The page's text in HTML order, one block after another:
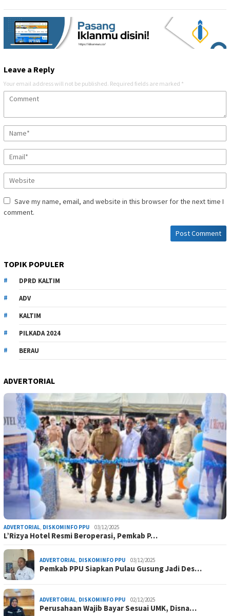
Leave a Reply
Your email address will not be published. Required fields are marked *
Save my name, email, and website in this browser for the next time I
comment.
TOPIK POPULER
DPRD KALTIM
ADV
KALTIM
PILKADA 2024
BERAU
ADVERTORIAL
ADVERTORIAL, DISKOMINFO PPU 03/12/2025
L’Rizya Hotel Resmi Beroperasi, Pemkab P…
ADVERTORIAL, DISKOMINFO PPU 03/12/2025
Pemkab PPU Siapkan Pulau Gusung Jadi Des…
ADVERTORIAL, DISKOMINFO PPU 02/12/2025
Perusahaan Wajib Bayar Sesuai UMK, Disna…